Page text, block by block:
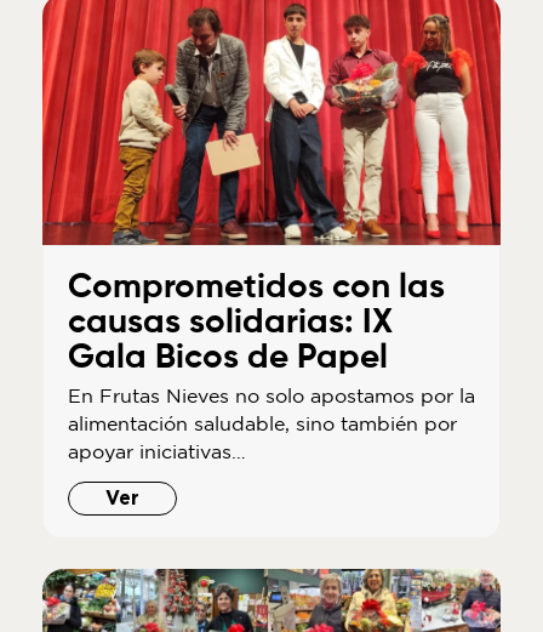
Comprometidos con las
causas solidarias: IX
Gala Bicos de Papel
En Frutas Nieves no solo apostamos por la
alimentación saludable, sino también por
apoyar iniciativas…
Ver